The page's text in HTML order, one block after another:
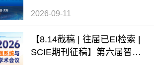
2026-09-11
【8.14截稿 | 往届已EI检索 |
SCIE期刊征稿】第六届智能